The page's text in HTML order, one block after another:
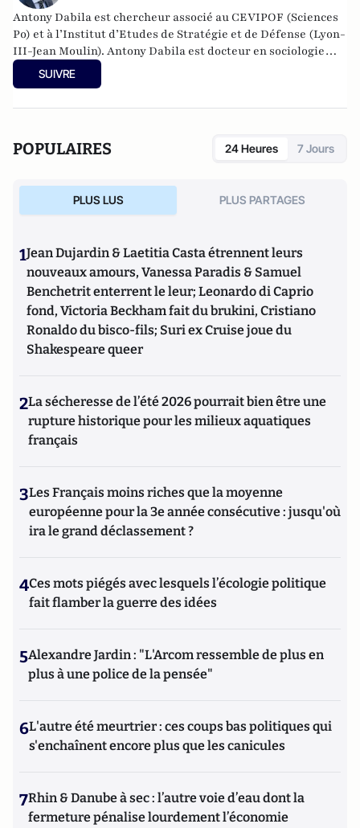
Antony Dabila est chercheur associé au CEVIPOF (Sciences
Po) et à l’Institut d’Etudes de Stratégie et de Défense (Lyon-
III-Jean Moulin). Antony Dabila est docteur en sociologie
historique du politique, spécialiste des relations
internationales, des études stratégiques et des mutations
travers les âges (Seuil).
SUIVRE
POPULAIRES 24 Heures 7 Jours
PLUS LUS PLUS PARTAGES
1Jean Dujardin & Laetitia Casta étrennent leurs
nouveaux amours, Vanessa Paradis & Samuel
Benchetrit enterrent le leur; Leonardo di Caprio
fond, Victoria Beckham fait du brukini, Cristiano
Ronaldo du bisco-fils; Suri ex Cruise joue du
Shakespeare queer
2La sécheresse de l’été 2026 pourrait bien être une
rupture historique pour les milieux aquatiques
français
3Les Français moins riches que la moyenne
européenne pour la 3e année consécutive : jusqu'où
ira le grand déclassement ?
4Ces mots piégés avec lesquels l’écologie politique
fait flamber la guerre des idées
5Alexandre Jardin : "L'Arcom ressemble de plus en
plus à une police de la pensée"
6L'autre été meurtrier : ces coups bas politiques qui
s'enchaînent encore plus que les canicules
7Rhin & Danube à sec : l’autre voie d’eau dont la
fermeture pénalise lourdement l’économie